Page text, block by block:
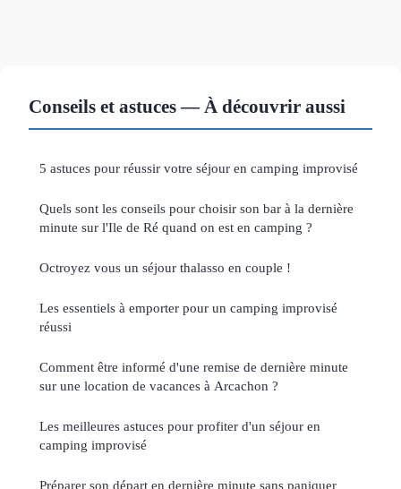
Conseils et astuces — À découvrir aussi
5 astuces pour réussir votre séjour en camping improvisé
Quels sont les conseils pour choisir son bar à la dernière
minute sur l'Ile de Ré quand on est en camping ?
Octroyez vous un séjour thalasso en couple !
Les essentiels à emporter pour un camping improvisé
réussi
Comment être informé d'une remise de dernière minute
sur une location de vacances à Arcachon ?
Les meilleures astuces pour profiter d'un séjour en
camping improvisé
Préparer son départ en dernière minute sans paniquer